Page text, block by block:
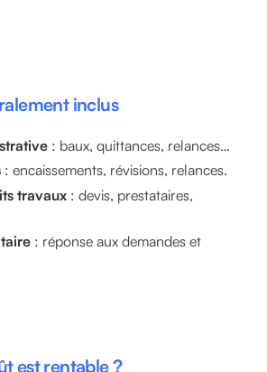
inclus
: baux, quittances, relances…
: encaissements, révisions, relances.
travaux : devis, prestataires,
: réponse aux demandes et
est rentable ?